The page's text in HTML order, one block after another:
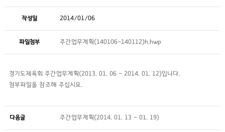
작성일 2014/01/06
파일첨부 주간업무계획(140106~140112)h.hwp
경기도체육회 주간업무계획(2013. 01. 06 ~ 2014. 01. 12)입니다.
첨부파일을 참조해 주십시요.
다음글 주간업무계획(2014. 01. 13 ~ 01. 19)